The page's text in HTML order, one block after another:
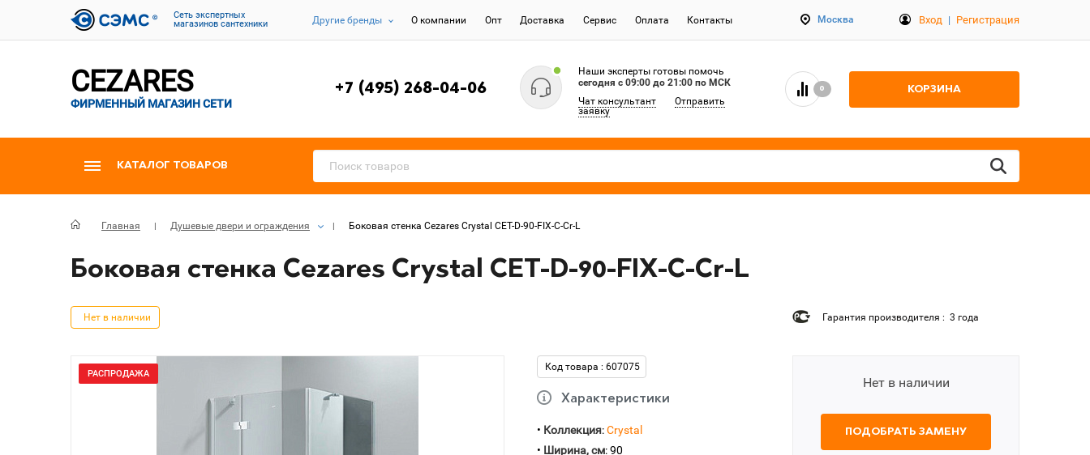
Cеть экспертных
магазинов сантехники
Другие бренды О компании Опт Доставка Сервис Оплата Контакты Москва Вход | Регистрация
CEZARES
ФИРМЕННЫЙ МАГАЗИН СЕТИ
+7 (495) 268-04-06
Наши эксперты готовы помочь
сегодня c 09:00 до 21:00 по МСК
Чат консультант
Отправить
заявку
0 КОРЗИНА
КАТАЛОГ ТОВАРОВ
Главная Душевые двери и ограждения Боковая стенка Cezares Crystal CET-D-90-FIX-C-Cr-L
Боковая стенка Cezares Crystal CET-D-90-FIX-C-Cr-L
Нет в наличии Гарантия производителя : 3 года
РАСПРОДАЖА
Код товара : 607075
Характеристики
• Коллекция:Crystal
• Ширина, см: 90
Нет в наличии
ПОДОБРАТЬ ЗАМЕНУ